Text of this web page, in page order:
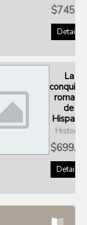
$
Details
La
romana
de
Hispania
Historia
$699.00
Details